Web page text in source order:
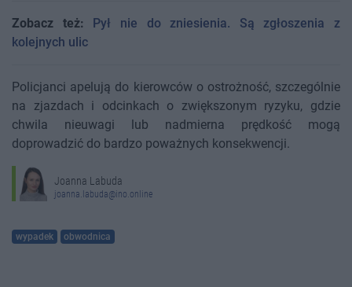
Zobacz też:
Pył nie do zniesienia. Są zgłoszenia z
kolejnych ulic
Policjanci apelują do kierowców o ostrożność, szczególnie
na zjazdach i odcinkach o zwiększonym ryzyku, gdzie
chwila nieuwagi lub nadmierna prędkość mogą
doprowadzić do bardzo poważnych konsekwencji.
Joanna Labuda
joanna.labuda@ino.online
wypadek obwodnica